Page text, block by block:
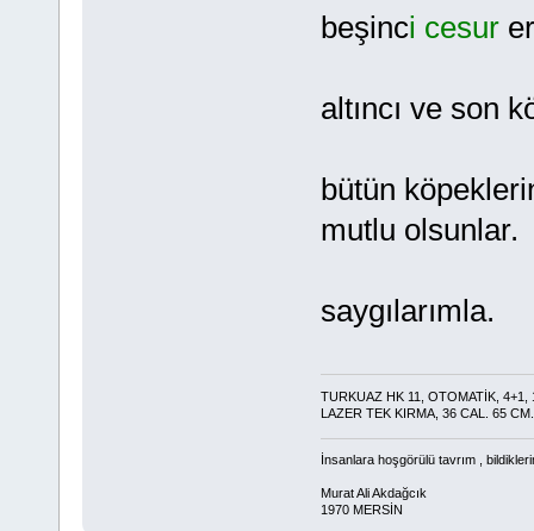
beşinci cesur
altıncı ve son
bütün
mutlu olsunlar.
saygılarımla.
TURKUAZ HK 11, OTOMATİK, 4+1,
LAZER TEK KIRMA, 36 CAL. 65 CM.
İnsanlara hoşgörülü tavrım ,
Murat Ali Akdağcık
1970 MERSİN